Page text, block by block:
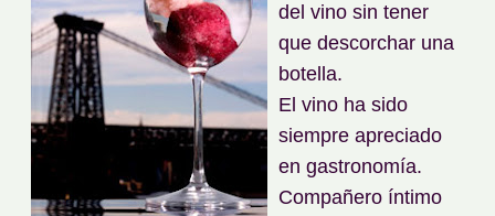
del vino sin tener
que descorchar una
botella.
El vino ha sido
siempre apreciado
en gastronomía.
Compañero íntimo